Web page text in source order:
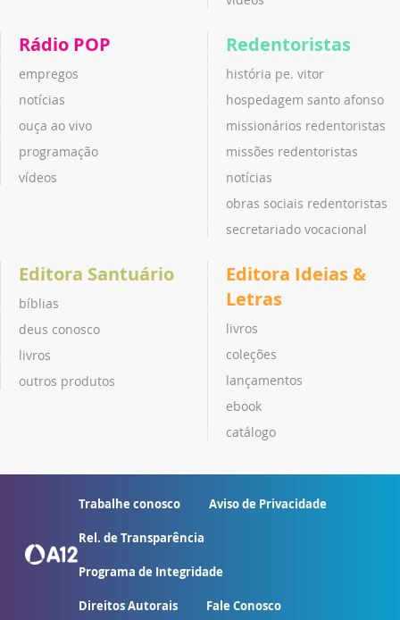
Rádio POP
empregos
notícias
ouça ao vivo
programação
vídeos
Redentoristas
história pe. vitor
hospedagem santo afonso
missionários redentoristas
missões redentoristas
notícias
obras sociais redentoristas
secretariado vocacional
Editora Santuário
bíblias
deus conosco
livros
outros produtos
Editora Ideias &
Letras
livros
coleções
lançamentos
ebook
catálogo
Trabalhe conosco Aviso de Privacidade
Rel. de Transparência
Programa de Integridade
Direitos Autorais Fale Conosco